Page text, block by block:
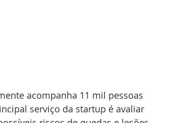
acompanha 11 mil pessoas
serviço da startup é avaliar